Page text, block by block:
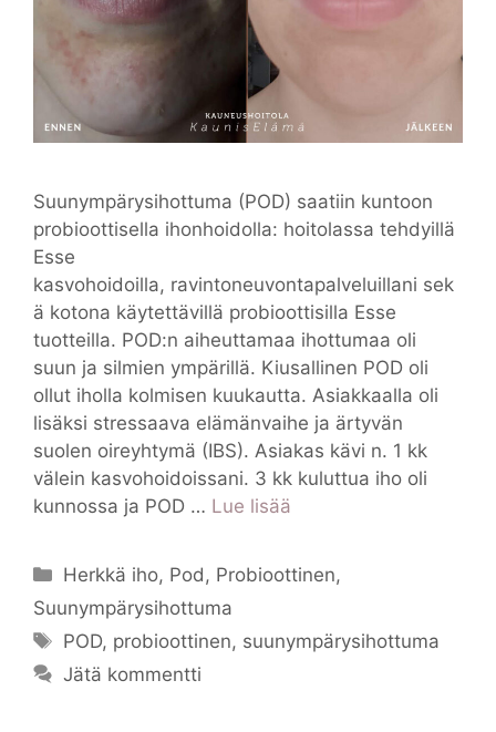
Suunympärysihottuma (POD) saatiin kuntoon
probioottisella ihonhoidolla: hoitolassa tehdyillä
Esse
kasvohoidoilla, ravintoneuvontapalveluillani sek
ä kotona käytettävillä probioottisilla Esse
tuotteilla. POD:n aiheuttamaa ihottumaa oli
suun ja silmien ympärillä. Kiusallinen POD oli
ollut iholla kolmisen kuukautta. Asiakkaalla oli
lisäksi stressaava elämänvaihe ja ärtyvän
suolen oireyhtymä (IBS). Asiakas kävi n. 1 kk
välein kasvohoidoissani. 3 kk kuluttua iho oli
kunnossa ja POD … Lue lisää
Kategoriat
Herkkä iho, Pod, Probioottinen,
Suunympärysihottuma
Avainsanat
POD, probioottinen, suunympärysihottuma
Jätä kommentti